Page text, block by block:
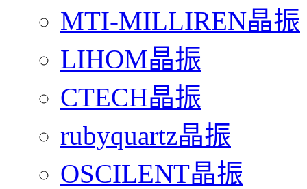
MTI-MILLIREN晶振
LIHOM晶振
CTECH晶振
rubyquartz晶振
OSCILENT晶振